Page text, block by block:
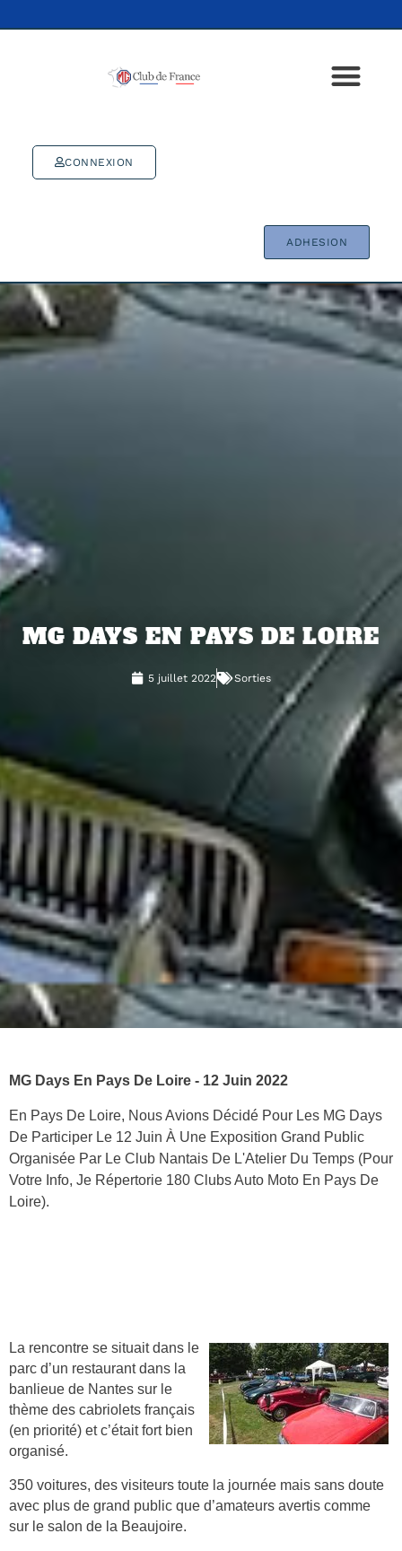
CONNEXION
ADHESION
MG DAYS EN PAYS DE LOIRE
5 juillet 2022 Sorties
MG Days En Pays De Loire - 12 Juin 2022
En Pays De Loire, Nous Avions Décidé Pour Les MG Days
De Participer Le 12 Juin À Une Exposition Grand Public
Organisée Par Le Club Nantais De L'Atelier Du Temps (pour
Votre Info, Je Répertorie 180 Clubs Auto Moto En Pays De
Loire).
La rencontre se situait dans le
parc d’un restaurant dans la
banlieue de Nantes sur le
thème des cabriolets français
(en priorité) et c’était fort bien
organisé.
350 voitures, des visiteurs toute la journée mais sans doute
avec plus de grand public que d’amateurs avertis comme
sur le salon de la Beaujoire.